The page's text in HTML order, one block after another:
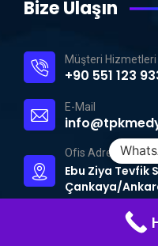
Bize Ulaşın
Müşteri Hizmetleri
+90 551 123
E-Mail
Ofis Adresi
Ebu Ziya Tevfik
Çankaya/